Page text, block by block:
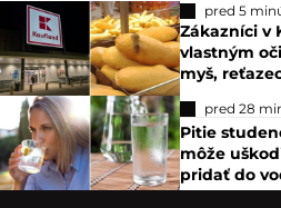
pred 5
Zákazníci v
vlastným
myš,
pred 28
Pitie
môže
pridať do